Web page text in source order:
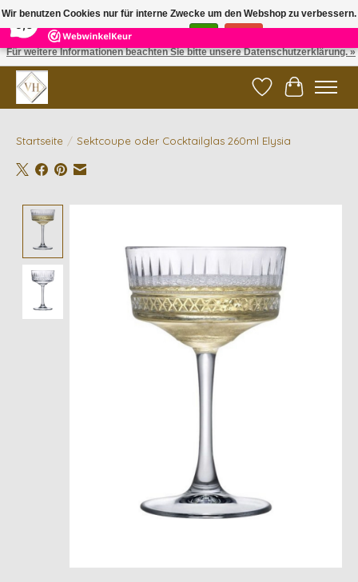
5 Reviews ×
✓ Gratis verzending vanaf €200 | ✓ 14 dagen retourneren
Wunschzettel
Ihr
Startseite / Sektcoupe oder Cocktailglas 260ml Elysia
Wir benutzen Cookies nur für interne Zwecke um den Webshop zu verbessern.
Ist das in Ordnung?
Für weitere Informationen beachten Sie bitte unsere Datenschutzerklärung. »